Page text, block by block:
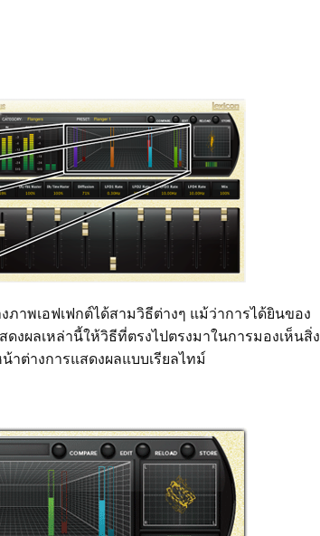
าพเอฟเฟกต์ได้สามวิธีต่างๆ แม้ว่าการได้ยินของ
งผลเหล่านี้ให้วิธีที่ตรงไปตรงมาในการมองเห็นสิ่ง
าต่างการแสดงผลแบบเรียลไทม์